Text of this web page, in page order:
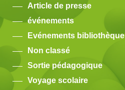
Article de presse
événements
Evénements bibliothèque
Non classé
Sortie pédagogique
Voyage scolaire